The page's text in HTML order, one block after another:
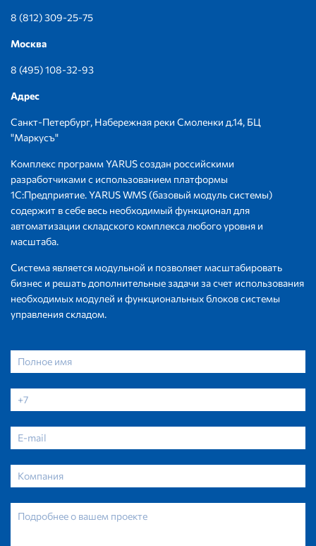
8 (812) 309-25-75
Москва
8 (495) 108-32-93
Адрес
Санкт-Петербург, Набережная реки Смоленки д.14, БЦ
"Маркусъ"
Комплекс программ YARUS создан российскими
разработчиками с использованием платформы
1С:Предприятие. YARUS WMS (базовый модуль системы)
содержит в себе весь необходимый функционал для
автоматизации складского комплекса любого уровня и
масштаба.
Система является модульной и позволяет масштабировать
бизнес и решать дополнительные задачи за счет использования
необходимых модулей и функциональных блоков системы
управления складом.